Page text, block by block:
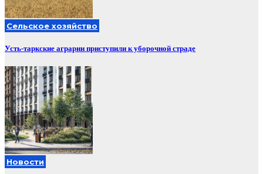
Сельское хозяйство
Усть-таркские аграрии приступили к уборочной страде
Новости